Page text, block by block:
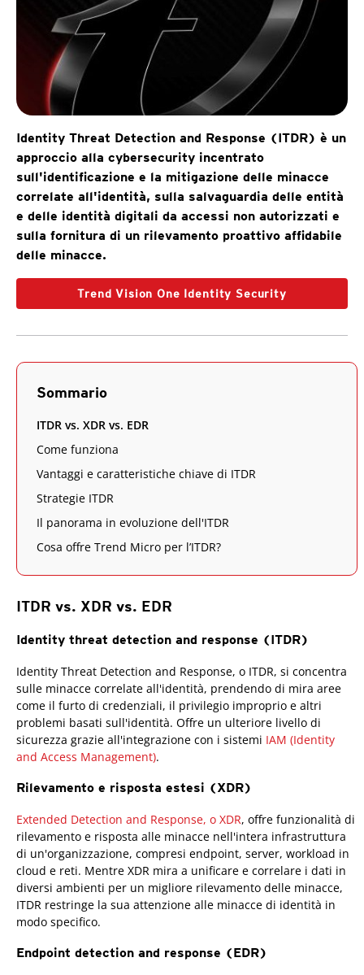
Identity Threat Detection and Response (ITDR) è un
approccio alla cybersecurity incentrato
sull'identificazione e la mitigazione delle minacce
correlate all'identità, sulla salvaguardia delle entità
e delle identità digitali da accessi non autorizzati e
sulla fornitura di un rilevamento proattivo affidabile
delle minacce.
Trend Vision One Identity Security
Sommario
ITDR vs. XDR vs. EDR
Come funziona
Vantaggi e caratteristiche chiave di ITDR
Strategie ITDR
Il panorama in evoluzione dell'ITDR
Cosa offre Trend Micro per l’ITDR?
ITDR vs. XDR vs. EDR
Identity threat detection and response (ITDR)
Identity Threat Detection and Response, o ITDR, si concentra
sulle minacce correlate all'identità, prendendo di mira aree
come il furto di credenziali, il privilegio improprio e altri
problemi basati sull'identità. Offre un ulteriore livello di
sicurezza grazie all'integrazione con i sistemi IAM (Identity
and Access Management).
Rilevamento e risposta estesi (XDR)
Extended Detection and Response, o XDR, offre funzionalità di
rilevamento e risposta alle minacce nell'intera infrastruttura
di un'organizzazione, compresi endpoint, server, workload in
cloud e reti. Mentre XDR mira a unificare e correlare i dati in
diversi ambienti per un migliore rilevamento delle minacce,
ITDR restringe la sua attenzione alle minacce di identità in
modo specifico.
Endpoint detection and response (EDR)